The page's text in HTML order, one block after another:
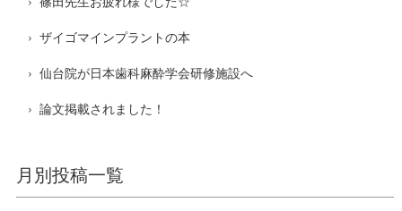
ザイゴマインプラントの本
仙台院が日本歯科麻酔学会研修施設へ
論文掲載されました！
月別投稿一覧